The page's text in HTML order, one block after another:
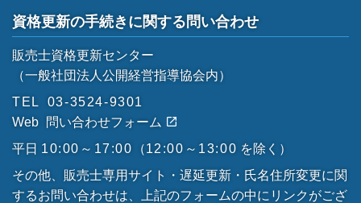
資格更新の手続きに関する問い合わせ
販売士資格更新センター
（一般社団法人公開経営指導協会内）
TEL
03-3524-9301
Web
問い合わせフォーム
平日 10:00～17:00 （12:00～13:00 を除く）
その他、販売士専用サイト・遅延更新・氏名住所変更に関
するお問い合わせは、上記のフォームの中にリンクがござ